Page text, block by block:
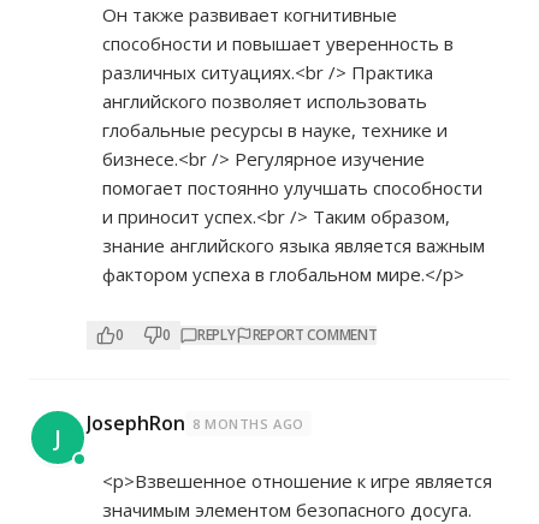
Он также развивает когнитивные
способности и повышает уверенность в
различных ситуациях.<br /> Практика
английского позволяет использовать
глобальные ресурсы в науке, технике и
бизнесе.<br /> Регулярное изучение
помогает постоянно улучшать способности
и приносит успех.<br /> Таким образом,
знание английского языка является важным
фактором успеха в глобальном мире.</p>
0 0 REPLY REPORT COMMENT
J JosephRon 8 MONTHS AGO
<p>Взвешенное отношение к игре является
значимым элементом безопасного досуга.